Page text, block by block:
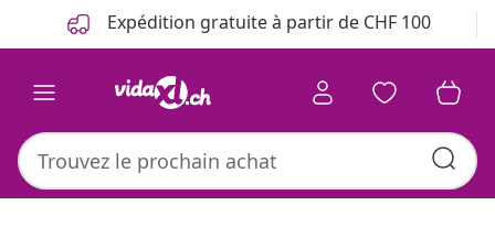
Précédent Expédition gratuite à partir de CHF 100